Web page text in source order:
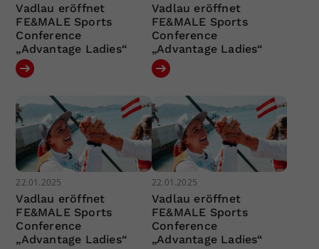
Vadlau eröffnet
FE&MALE Sports
Conference
„Advantage Ladies“
Vadlau eröffnet
FE&MALE Sports
Conference
„Advantage Ladies“
22.01.2025
Vadlau eröffnet
FE&MALE Sports
Conference
„Advantage Ladies“
22.01.2025
Vadlau eröffnet
FE&MALE Sports
Conference
„Advantage Ladies“